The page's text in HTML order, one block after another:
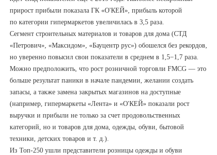
прирост прибыли показала ГК «О'КЕЙ», прибыль которой
по категории гипермаркетов увеличилась в 3,5 раза.
Сегмент строительных материалов и товаров для дома (СТД
«Петрович», «Максидом», «Бауцентр рус») обошелся без рекордов,
но уверенно повысил свои показатели в среднем в 1,5−1,7 раза.
Можно предположить, что рост розничной торговли FMCG — это
больше результат паники в начале пандемии, желании создать
запасы, а также замена закрытых магазинов на доступные
(например, гипермаркеты «Лента» и «О'КЕЙ» показали рост
выручки и прибыли не только за счет продовольственных
категорий, но и товаров для дома, одежды, обуви, бытовой
техники, детских товаров и т. д.).
Из Топ-250 ушли представители розницы одежды и обуви